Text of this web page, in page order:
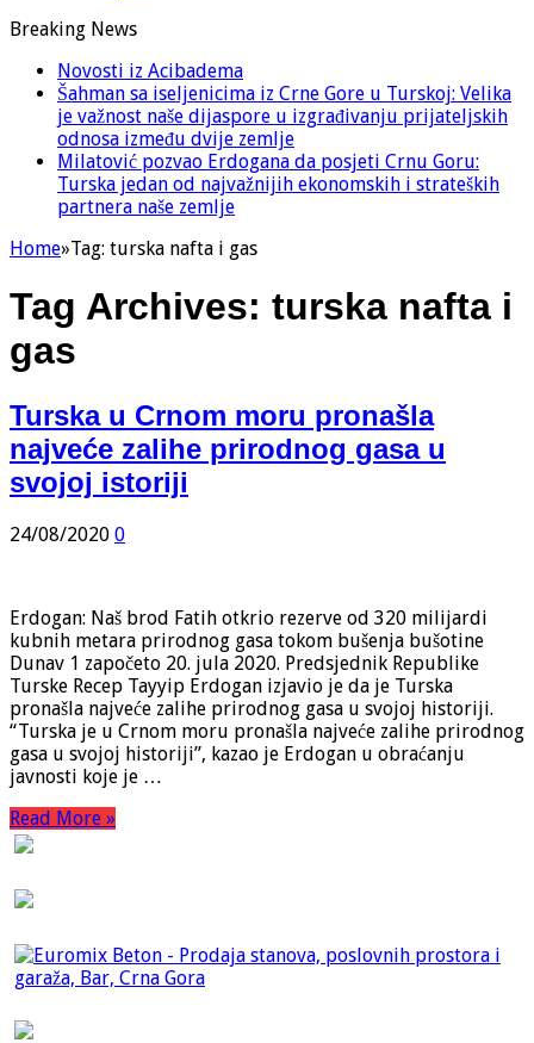
Breaking News
Novosti iz Acibadema
Šahman sa iseljenicima iz Crne Gore u Turskoj: Velika
je važnost naše dijaspore u izgrađivanju prijateljskih
odnosa između dvije zemlje
Milatović pozvao Erdogana da posjeti Crnu Goru:
Turska jedan od najvažnijih ekonomskih i strateških
partnera naše zemlje
Home»Tag: turska nafta i gas
Tag Archives: turska nafta i
gas
Turska u Crnom moru pronašla
najveće zalihe prirodnog gasa u
svojoj istoriji
24/08/2020 0
Erdogan: Naš brod Fatih otkrio rezerve od 320 milijardi
kubnih metara prirodnog gasa tokom bušenja bušotine
Dunav 1 započeto 20. jula 2020. Predsjednik Republike
Turske Recep Tayyip Erdogan izjavio je da je Turska
pronašla najveće zalihe prirodnog gasa u svojoj historiji.
“Turska je u Crnom moru pronašla najveće zalihe prirodnog
gasa u svojoj historiji”, kazao je Erdogan u obraćanju
javnosti koje je …
Read More »